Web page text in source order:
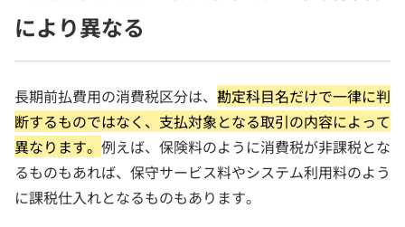
により異なる
長期前払費用の消費税区分は、 勘定科目名だけで一律に判
断するものではなく、支払対象となる取引の内容によって
異なります。 例えば、保険料のように消費税が非課税とな
るものもあれば、保守サービス料やシステム利用料のよう
に課税仕入れとなるものもあります。